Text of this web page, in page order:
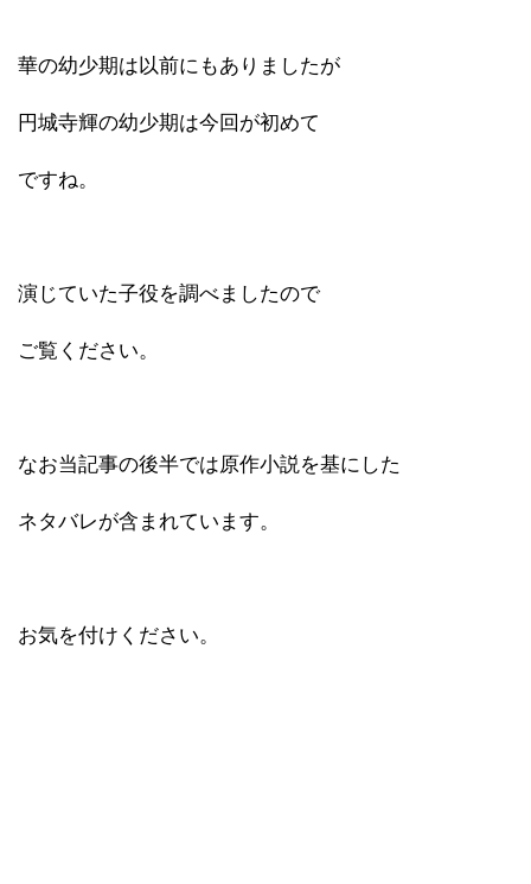
華の幼少期は以前にもありましたが
円城寺輝の幼少期は今回が初めて
ですね。
演じていた子役を調べましたので
ご覧ください。
なお当記事の後半では原作小説を基にした
ネタバレが含まれています。
お気を付けください。